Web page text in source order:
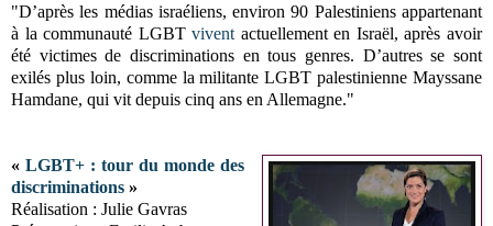
"D’après les médias israéliens, environ 90 Palestiniens appartenant
à la communauté LGBTviventactuellement en Israël, après avoir
été victimes de discriminations en tous genres. D’autres se sont
exilés plus loin, comme la militante LGBT palestinienne Mayssane
Hamdane, qui vit depuis cinq ans en Allemagne."
«LGBT+ : tour du monde des
discriminations »
Réalisation : Julie Gavras